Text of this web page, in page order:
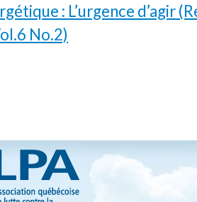
: L’urgence d’agir
No.2)